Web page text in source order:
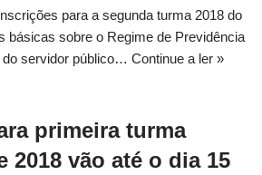
para a segunda turma 2018 do
básicas sobre o Regime de Previdência
servidor público… Continue a ler »
primeira turma
2018 vão até o dia 15